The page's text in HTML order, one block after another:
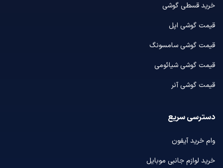
خرید قسطی گوشی
قیمت گوشی اپل
قیمت گوشی سامسونگ
قیمت گوشی شیائومی
قیمت گوشی آنر
دسترسی سریع
وام خرید آیفون
خرید لوازم جانبی موبایل